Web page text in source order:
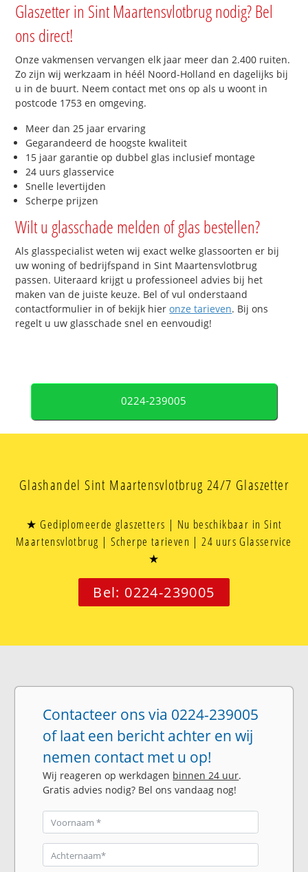
Glaszetter in Sint Maartensvlotbrug nodig? Bel
ons direct!
Onze vakmensen vervangen elk jaar meer dan 2.400 ruiten.
Zo zijn wij werkzaam in héél Noord-Holland en dagelijks bij
u in de buurt. Neem contact met ons op als u woont in
postcode 1753 en omgeving.
Meer dan 25 jaar ervaring
Gegarandeerd de hoogste kwaliteit
15 jaar garantie op dubbel glas inclusief montage
24 uurs glasservice
Snelle levertijden
Scherpe prijzen
Wilt u glasschade melden of glas bestellen?
Als glasspecialist weten wij exact welke glassoorten er bij
uw woning of bedrijfspand in Sint Maartensvlotbrug
passen. Uiteraard krijgt u professioneel advies bij het
maken van de juiste keuze. Bel of vul onderstaand
contactformulier in of bekijk hieronze tarieven. Bij ons
regelt u uw glasschade snel en eenvoudig!
0224-239005
Glashandel Sint Maartensvlotbrug 24/7 Glaszetter
★ Gediplomeerde glaszetters | Nu beschikbaar in Sint
Maartensvlotbrug | Scherpe tarieven | 24 uurs Glasservice
★
Bel: 0224-239005
Contacteer ons via 0224-239005
of laat een bericht achter en wij
nemen contact met u op!
Wij reageren op werkdagen binnen 24 uur.
Gratis advies nodig? Bel ons vandaag nog!